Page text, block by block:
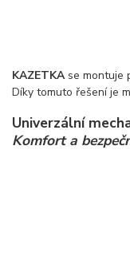
KAZETKAse montuje
Díky tomuto řešení je
Univerzální
Komfort a